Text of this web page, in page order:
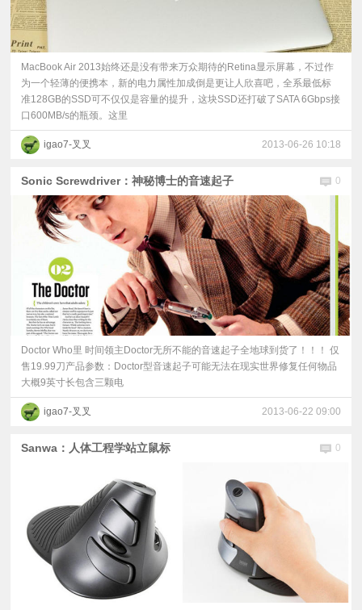
MacBook Air 2013始终还是没有带来万众期待的Retina显示屏幕，不过作
为一个轻薄的便携本，新的电力属性加成倒是更让人欣喜吧，全系最低标
准128GB的SSD可不仅仅是容量的提升，这块SSD还打破了SATA 6Gbps接
口600MB/s的瓶颈。这里
igao7-叉叉 2013-06-26 10:18
Sonic Screwdriver：神秘博士的音速起子 0
Doctor Who里 时间领主Doctor无所不能的音速起子全地球到货了！！！ 仅
售19.99刀产品参数：Doctor型音速起子可能无法在现实世界修复任何物品
大概9英寸长包含三颗电
igao7-叉叉 2013-06-22 09:00
Sanwa：人体工程学站立鼠标 0